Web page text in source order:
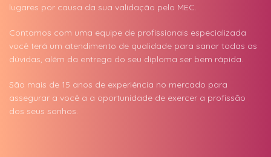
lugares por causa da sua validação pelo MEC.
Contamos com uma equipe de profissionais especializada
você terá um atendimento de qualidade para sanar todas as
dúvidas, além da entrega do seu diploma ser bem rápida.
São mais de 15 anos de experiência no mercado para
assegurar a você a a oportunidade de exercer a profissão
dos seus sonhos.